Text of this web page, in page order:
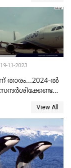
11-2023
താരം...2024-ല്‍
View All